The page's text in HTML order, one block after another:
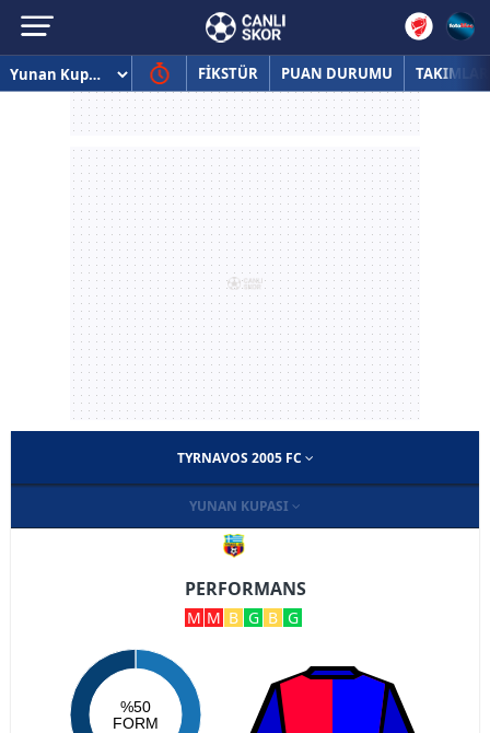
FİKSTÜR PUAN DURUMU TAKIMLAR
TYRNAVOS 2005 FC
YUNAN KUPASI
PERFORMANS
M M B G B G
%50
FORM